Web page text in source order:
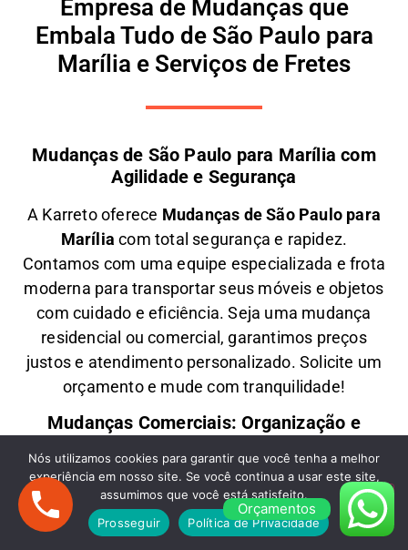
Empresa de Mudanças que
Embala Tudo de São Paulo para
Marília e Serviços de Fretes
Mudanças de São Paulo para Marília com
Agilidade e Segurança
A Karretooferece Mudanças de São Paulo para
Marília com total segurança e rapidez.
Contamos com uma equipe especializada e frota
moderna para transportar seus móveis e objetos
comcuidado e eficiência. Seja uma mudança
residencial ou comercial , garantimos preços
justos e atendimento personalizado. Solicite um
orçamento e mude com tranquilidade!
Mudanças Comerciais: Organização e
Precisa de umaMudança Comercialde São
Paulo para Marília ? AKarretocuida de toda a
logística paraescritórios, lojas e empresas,
Orçamentos
Nós utilizamos cookies para garantir que você tenha a melhor
experiência em nosso site. Se você continua a usar este site,
assumimos que você está satisfeito.
Prosseguir
Política de Privacidade